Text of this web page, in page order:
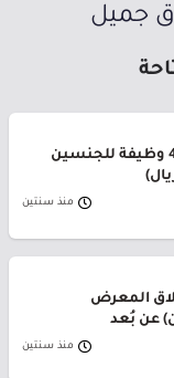
جميل
شركة باب رزق جميل تعلن 480 وظيفة للجنسين
منذ سنتين
المعرض
عن بُعد
منذ سنتين